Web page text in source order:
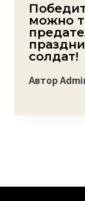
можно
солдат!
Автор